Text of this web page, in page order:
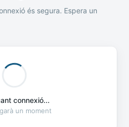
és segura. Espera un
connexió...
un moment